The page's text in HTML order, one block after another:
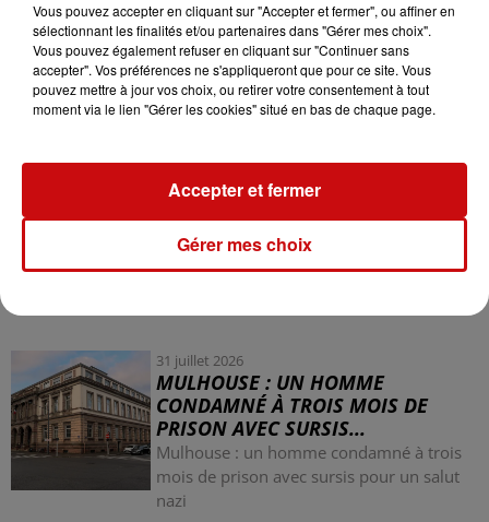
de faire passer des idées sérieuses avec un ton léger »,
explique Fanny, 36 ans, l'une des militantes. Une
manière originale de s’emparer d’un débat économique
complexe et de le rendre accessible au plus grand
31 juillet 2026
MULHOUSE : UN HOMME
CONDAMNÉ À TROIS MOIS DE
PRISON AVEC SURSIS...
Mulhouse : un homme condamné à trois
mois de prison avec sursis pour un salut
nazi
Vous pouvez accepter en cliquant sur "Accepter et fermer", ou affiner en
sélectionnant les finalités et/ou partenaires dans "Gérer mes choix".
Vous pouvez également refuser en cliquant sur "Continuer sans
accepter". Vos préférences ne s'appliqueront que pour ce site. Vous
pouvez mettre à jour vos choix, ou retirer votre consentement à tout
moment via le lien "Gérer les cookies" situé en bas de chaque page.
Gérer mes choix
Accepter et fermer